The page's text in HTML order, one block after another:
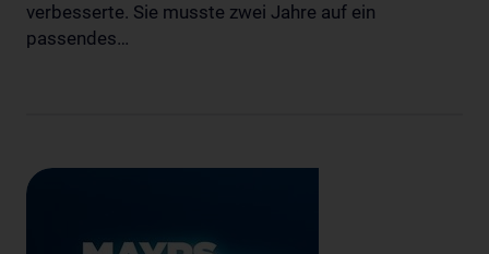
verbesserte. Sie musste zwei Jahre auf ein
passendes…